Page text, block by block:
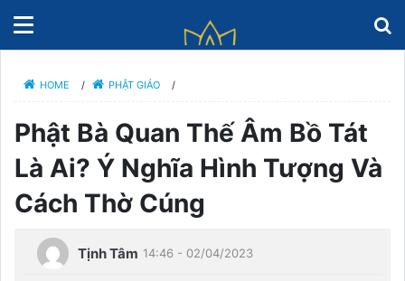
HOME / PHẬT GIÁO /
Phật Bà Quan Thế Âm Bồ Tát
Là Ai? Ý Nghĩa Hình Tượng Và
Cách Thờ Cúng
Tịnh Tâm 14:46 - 02/04/2023